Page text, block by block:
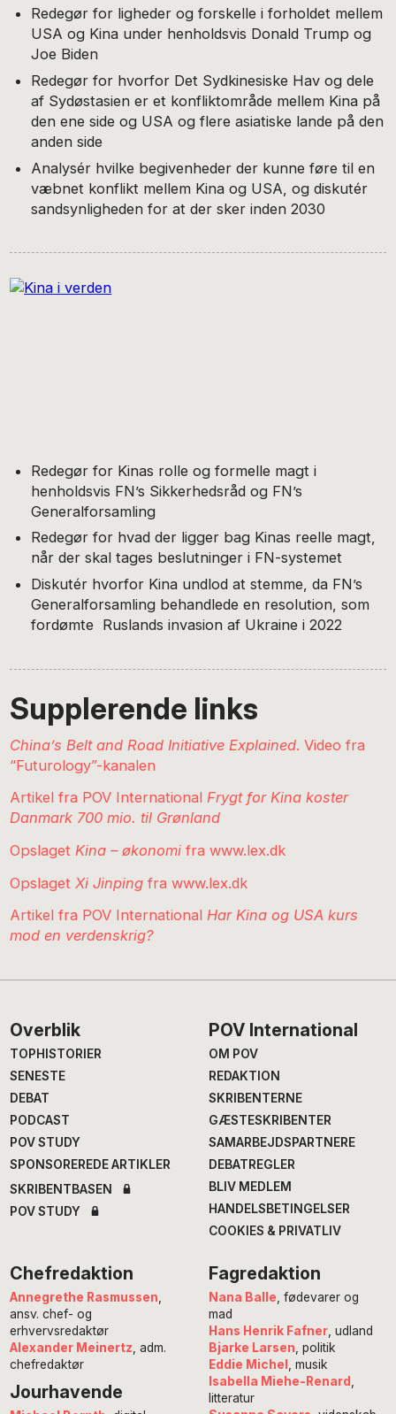
Redegør for ligheder og forskelle i forholdet mellem
USA og Kina under henholdsvis Donald Trump og
Joe Biden
Redegør for hvorfor Det Sydkinesiske Hav og dele
af Sydøstasien er et konfliktområde mellem Kina på
den ene side og USA og flere asiatiske lande på den
anden side
Analysér hvilke begivenheder der kunne føre til en
væbnet konflikt mellem Kina og USA, og diskutér
sandsynligheden for at der sker inden 2030
Redegør for Kinas rolle og formelle magt i
henholdsvis FN’s Sikkerhedsråd og FN’s
Generalforsamling
Redegør for hvad der ligger bag Kinas reelle magt,
når der skal tages beslutninger i FN-systemet
Diskutér hvorfor Kina undlod at stemme, da FN’s
Generalforsamling behandlede en resolution, som
fordømte Ruslands invasion af Ukraine i 2022
Supplerende links
China’s Belt and Road Initiative Explained. Video fra
“Futurology”-kanalen
Artikel fra POV InternationalFrygt for Kina koster
Danmark 700 mio. til Grønland
Opslaget Kina – økonomi fra www.lex.dk
Opslaget Xi Jinping fra www.lex.dk
Artikel fra POV InternationalHar Kina og USA kurs
mod en verdenskrig?
Footer
Overblik
TOPHISTORIER
SENESTE
DEBAT
PODCAST
POV STUDY
SPONSOREREDE ARTIKLER
SKRIBENTBASEN
POV STUDY
POV International
OM POV
REDAKTION
SKRIBENTERNE
GÆSTESKRIBENTER
SAMARBEJDSPARTNERE
DEBATREGLER
BLIV MEDLEM
HANDELSBETINGELSER
COOKIES & PRIVATLIV
Chefredaktion
Annegrethe Rasmussen
ansv. chef- og
erhvervsredaktør
Alexander Meinertz , adm.
chefredaktør
Jourhavende
Fagredaktion
Nana Balle , fødevarer og
mad
Hans Henrik Fafner, udland
Bjarke Larsen , politik
Eddie Michel
, musik
Isabella Miehe-Renard
litteratur